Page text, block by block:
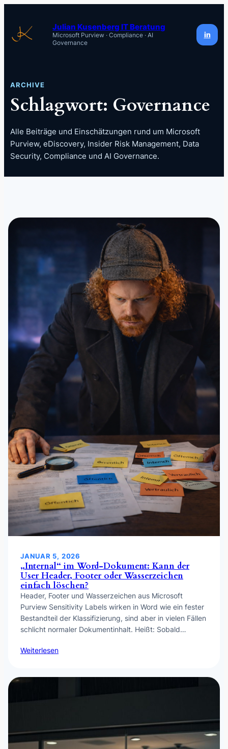
Inhalt
springen
Julian Kusenberg IT Beratung
Microsoft Purview · Compliance · AI
Governance
in
ARCHIVE
Schlagwort: Governance
Alle Beiträge und Einschätzungen rund um Microsoft
Purview, eDiscovery, Insider Risk Management, Data
Security, Compliance und AI Governance.
JANUAR 5, 2026
„Internal“ im Word-Dokument: Kann der
User Header, Footer oder Wasserzeichen
einfach löschen?
Header, Footer und Wasserzeichen aus Microsoft
Purview Sensitivity Labels wirken in Word wie ein fester
Bestandteil der Klassifizierung, sind aber in vielen Fällen
schlicht normaler Dokumentinhalt. Heißt: Sobald…
Weiterlesen